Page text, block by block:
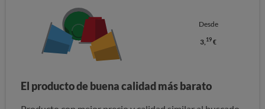
Desde
3, 19 €
El producto de buena calidad más barato